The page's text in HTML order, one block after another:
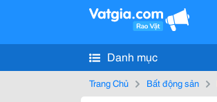
Danh mục
Trang Chủ Bất động sản